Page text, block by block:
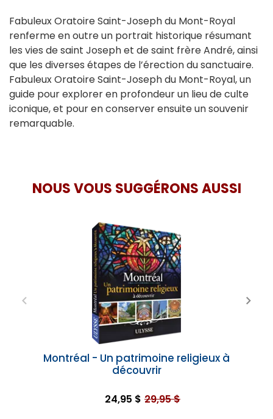
Fabuleux Oratoire Saint-Joseph du Mont-Royal
renferme en outre un portrait historique résumant
les vies de saint Joseph et de saint frère André, ainsi
que les diverses étapes de l’érection du sanctuaire.
Fabuleux Oratoire Saint-Joseph du Mont-Royal, un
guide pour explorer en profondeur un lieu de culte
iconique, et pour en conserver ensuite un souvenir
remarquable.
NOUS VOUS SUGGÉRONS AUSSI
Montréal - Un patrimoine religieux à
découvrir
24,95 $ 29,95 $